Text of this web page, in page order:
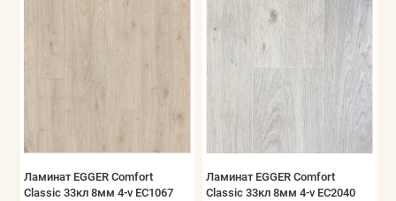
Ламинат EGGER Comfort
Classic 33кл 8мм 4-v EC1067
Ламинат EGGER Comfort
Classic 33кл 8мм 4-v EC2040